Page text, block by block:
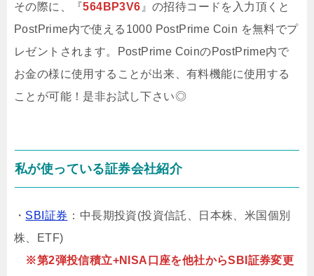
その際に、『564BP3V6 』の招待コードを入力頂くと
PostPrime内で使える1000 PostPrime Coin を無料でプ
レゼントされます。PostPrime CoinのPostPrime内で
お金の様に使用することが出来、有料機能に使用する
ことが可能！是非お試し下さい◎
私が使っている証券会社紹介
・ SBI証券 ：中長期投資(投資信託、日本株、米国個別
株、ETF)
※第2弾投信積立+NISA口座を他社からSBI証券変更